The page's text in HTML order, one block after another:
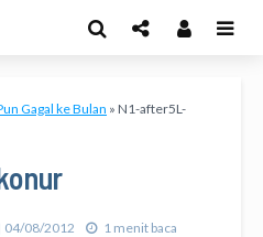
Gagal ke Bulan » N1-after5L-
04/08/2012 1 menit baca